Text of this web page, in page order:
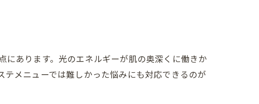
あります。光のエネルギーが肌の奥深くに働きか
メニューでは難しかった悩みにも対応できるのが